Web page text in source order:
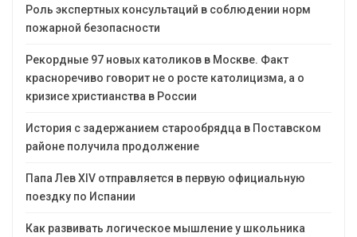
Роль экспертных консультаций в соблюдении норм
пожарной безопасности
Рекордные 97 новых католиков в Москве. Факт
красноречиво говорит не о росте католицизма, а о
кризисе христианства в России
История с задержанием старообрядца в Поставском
районе получила продолжение
Папа Лев XIV отправляется в первую официальную
поездку по Испании
Как развивать логическое мышление у школьника